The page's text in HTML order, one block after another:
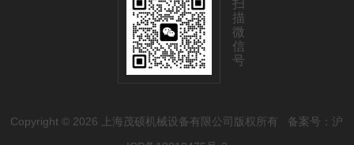
扫
描
微
信
号
Copyright © 2026 上海茂硕机械设备有限公司版权所有 备案号：沪